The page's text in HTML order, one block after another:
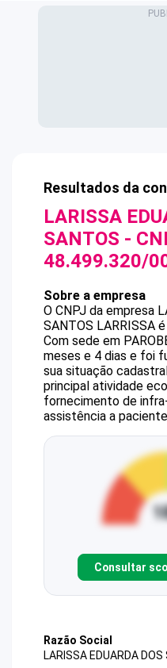
Resultados da
LARISSA
SANTOS -
48.499.320/
Sobre a empresa
O CNPJ da empresa
SANTOS LARRISSA é
Com sede em
meses e 4 dias e foi
sua situação
principal atividade
fornecimento de
assistência a
Consultar
Razão Social
LARISSA EDUARDA